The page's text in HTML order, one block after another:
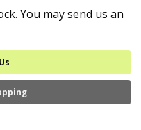
You may send us an